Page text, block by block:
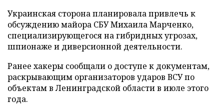
Украинская сторона планировала привлечь к
обсуждению майора СБУ Михаила Марченко,
специализирующегося на гибридных угрозах,
шпионаже и диверсионной деятельности.
Ранее хакеры сообщали о доступе к документам,
раскрывающим организаторов ударов ВСУ по
объектам в Ленинградской области в июле этого
года.